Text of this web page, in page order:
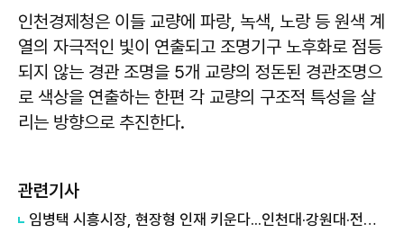
인천경제청은 이들 교량에 파랑, 녹색, 노랑 등 원색 계
열의 자극적인 빛이 연출되고 조명기구 노후화로 점등
되지 않는 경관 조명을 5개 교량의 정돈된 경관조명으
로 색상을 연출하는 한편 각 교량의 구조적 특성을 살
리는 방향으로 추진한다.
관련기사
임병택 시흥시장, 현장형 인재 키운다...인천대·강원대·전남대 등 학생 시흥서 바이오 실습